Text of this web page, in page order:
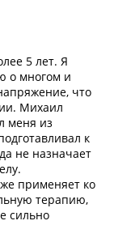
5 лет. Я
о многом и
что
Михаил
меня из
к
не назначает
применяет ко
терапию,
сильно